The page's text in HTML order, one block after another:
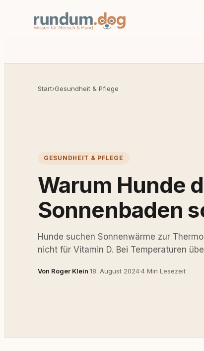
Start›Gesundheit & Pflege
GESUNDHEIT & PFLEGE
Warum Hunde
Sonnenbaden
Hunde suchen Sonnenwärme zur
nicht für Vitamin D. Bei Temperaturen
Von Roger Klein·18. August 2024·4 Min Lesezeit